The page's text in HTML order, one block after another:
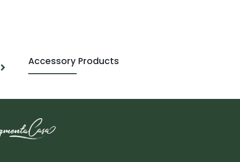
Accessory Products